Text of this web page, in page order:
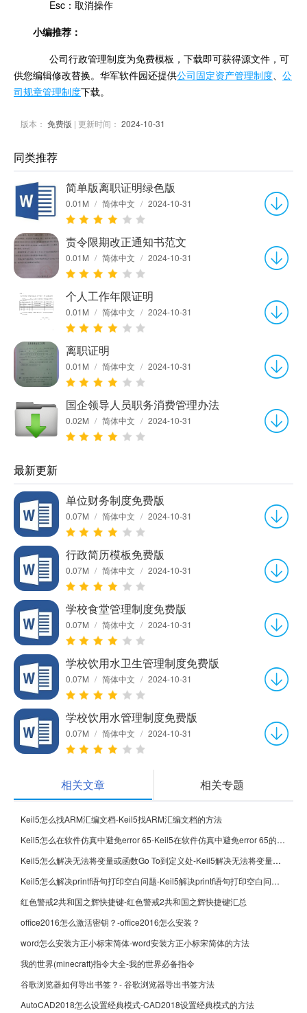
Esc：取消操作
小编推荐：
公司行政管理制度为免费模板，下载即可获得源文件，可
供您编辑修改替换。华军软件园还提供公司固定资产管理制度、 公
司规章管理制度下载。
版本： 免费版 | 更新时间： 2024-10-31
同类推荐
简单版离职证明绿色版
0.01M / 简体中文 / 2024-10-31
责令限期改正通知书范文
0.01M / 简体中文 / 2024-10-31
个人工作年限证明
0.01M / 简体中文 / 2024-10-31
离职证明
0.01M / 简体中文 / 2024-10-31
国企领导人员职务消费管理办法
0.02M / 简体中文 / 2024-10-31
最新更新
单位财务制度免费版
0.07M / 简体中文 / 2024-10-31
行政简历模板免费版
0.07M / 简体中文 / 2024-10-31
学校食堂管理制度免费版
0.07M / 简体中文 / 2024-10-31
学校饮用水卫生管理制度免费版
0.07M / 简体中文 / 2024-10-31
学校饮用水管理制度免费版
0.07M / 简体中文 / 2024-10-31
相关文章 相关专题
Keil5怎么找ARM汇编文档-Keil5找ARM汇编文档的方法
Keil5怎么在软件仿真中避免error 65-Keil5在软件仿真中避免error 65的方法
Keil5怎么解决无法将变量或函数Go To到定义处-Keil5解决无法将变量或函数Go To到定义处的方法
Keil5怎么解决printf语句打印空白问题-Keil5解决printf语句打印空白问题的方法
红色警戒2共和国之辉快捷键-红色警戒2共和国之辉快捷键汇总
office2016怎么激活密钥？-office2016怎么安装？
word怎么安装方正小标宋简体-word安装方正小标宋简体的方法
我的世界(minecraft)指令大全-我的世界必备指令
谷歌浏览器如何导出书签？- 谷歌浏览器导出书签方法
AutoCAD2018怎么设置经典模式-CAD2018设置经典模式的方法